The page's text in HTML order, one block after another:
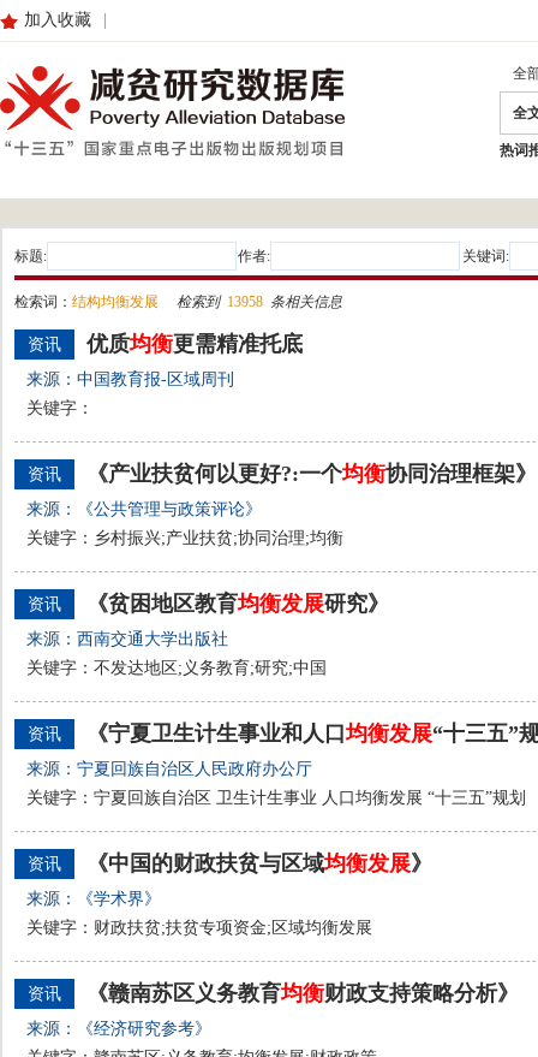
加入收藏
全
全
热词
标题: 作者: 关键词:
检索词： 结构均衡发展 检索到 13958 条相关信息
资讯 优质均衡更需精准托底
来源：中国教育报-区域周刊
关键字：
资讯 《产业扶贫何以更好?:一个均衡协同治理框架》
来源：《公共管理与政策评论》
关键字：乡村振兴;产业扶贫;协同治理;均衡
资讯 《贫困地区教育均衡发展研究》
来源：西南交通大学出版社
关键字：不发达地区;义务教育;研究;中国
资讯 《宁夏卫生计生事业和人口均衡发展“十三五”
来源：宁夏回族自治区人民政府办公厅
关键字：宁夏回族自治区 卫生计生事业 人口均衡发展 “十三五”规划
资讯 《中国的财政扶贫与区域均衡发展》
来源：《学术界》
关键字：财政扶贫;扶贫专项资金;区域均衡发展
资讯 《赣南苏区义务教育均衡财政支持策略分析》
来源：《经济研究参考》